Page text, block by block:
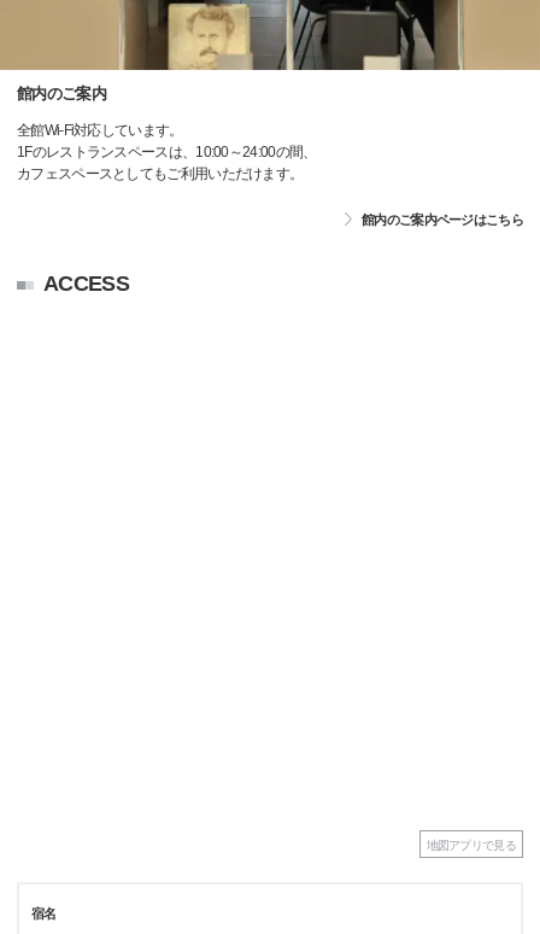
館内のご案内
全館Wi-Fi対応しています。
1Fのレストランスペースは、10:00～24:00の間、
カフェスペースとしてもご利用いただけます。
館内のご案内ページはこちら
ACCESS
地図アプリで見る
宿名